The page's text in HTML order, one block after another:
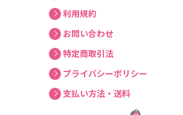
利用規約
お問い合わせ
特定商取引法
プライバシーポリシー
支払い方法・送料